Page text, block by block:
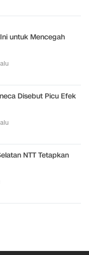
untuk Mencegah
Disebut Picu Efek
NTT Tetapkan